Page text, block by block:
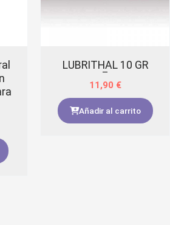
LUBRITHAL 10 GR
11,90 €
Añadir al carrito